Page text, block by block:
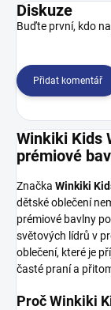
Diskuze
Buďte první, kdo
Přidat komentář
Winkiki Kids
prémiové
Značka Winkiki
dětské oblečení
prémiové bavlny
světových lídrů v
oblečení, které je
časté praní a
Proč Winkiki